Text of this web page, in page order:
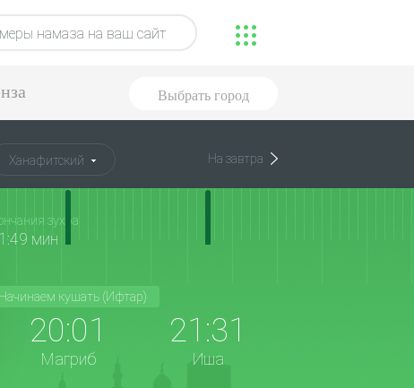
намаза на ваш сайт
Выбрать город
Ханафитский На завтра
зухра
мин
Начинаем кушать (Ифтар)
20:01
Магриб
21:31
Иша